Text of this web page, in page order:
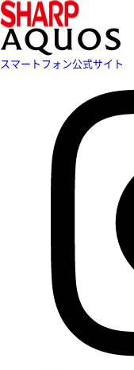
スマートフォン公式サイト